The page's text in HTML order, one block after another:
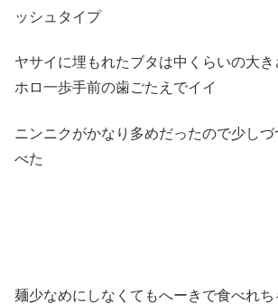
ッシュタイプ
ヤサイに埋もれたブタは中くらいの大
ホロ一歩手前の歯ごたえでイイ
ニンニクがかなり多めだったので少し
べた
麺少なめにしなくてもへーきで食べれ